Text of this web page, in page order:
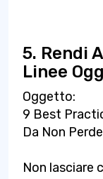
5. Rendi
Linee
Oggetto:
9 Best
Da Non
Non lasciare